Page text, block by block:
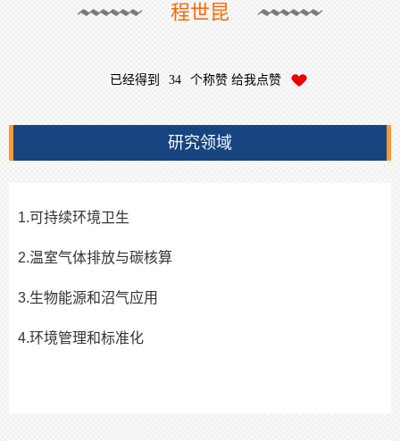
程世昆
已经得到 34 个称赞 给我点赞
研究领域
1.可持续环境卫生
2.温室气体排放与碳核算
3.生物能源和沼气应用
4.环境管理和标准化